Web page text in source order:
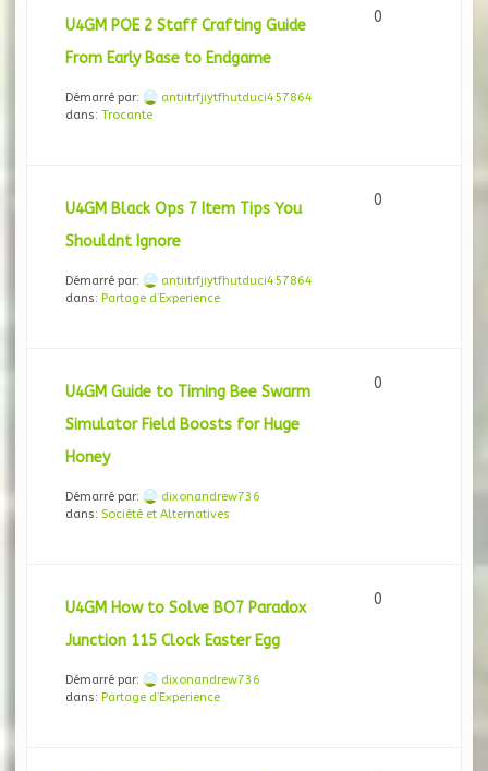
U4GM POE 2 Staff Crafting Guide
From Early Base to Endgame
Démarré par:
antiitrfjiytfhutduci457864
dans: Trocante
0
U4GM Black Ops 7 Item Tips You
Shouldnt Ignore
Démarré par:
antiitrfjiytfhutduci457864
dans: Partage d’Experience
0
U4GM Guide to Timing Bee Swarm
Simulator Field Boosts for Huge
Honey
Démarré par:
dixonandrew736
dans: Société et Alternatives
0
U4GM How to Solve BO7 Paradox
Junction 115 Clock Easter Egg
Démarré par:
dixonandrew736
dans: Partage d’Experience
0